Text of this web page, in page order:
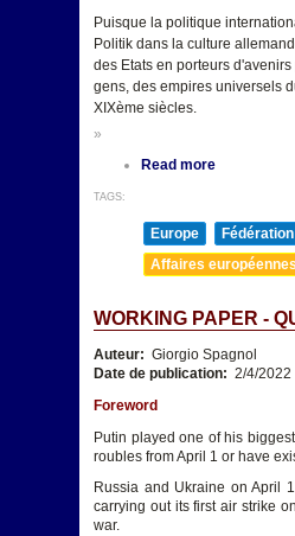
Puisque la politique
Politik dans la culture
des Etats en porteurs
gens, des empires universels
XIXème siècles.
»
Read more
TAGS:
Europe
Affaires européennes
WORKING PAPER -
Auteur: Giorgio Spagnol
Date de publication: 2/4/2022
Foreword
Putin played one of his
roubles from April 1 or have
Russia and Ukraine on April
carrying out its first air strike
war.